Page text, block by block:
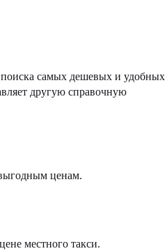
самых дешевых и удобных
другую справочную
ценам.
местного такси.